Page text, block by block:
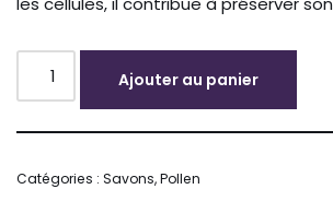
Ajouter au panier
Catégories : Savons,Pollen